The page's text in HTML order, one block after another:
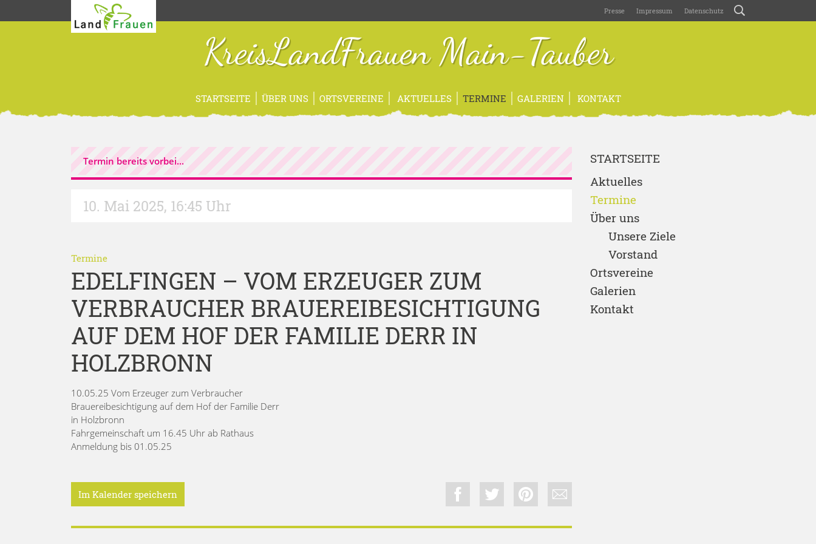
Presse Impressum Datenschutz
KreisLandFrauen Main-Tauber
STARTSEITE ÜBER UNS ORTSVEREINE AKTUELLES TERMINE GALERIEN KONTAKT
Termin bereits vorbei...
10. Mai 2025, 16:45 Uhr
Termine
EDELFINGEN – VOM ERZEUGER ZUM
VERBRAUCHER BRAUEREIBESICHTIGUNG
AUF DEM HOF DER FAMILIE DERR IN
HOLZBRONN
10.05.25 Vom Erzeuger zum Verbraucher
Brauereibesichtigung auf dem Hof der Familie Derr
in Holzbronn
Fahrgemeinschaft um 16.45 Uhr ab Rathaus
Anmeldung bis 01.05.25
Im Kalender speichern
STARTSEITE
Aktuelles
Termine
Über uns
Unsere Ziele
Vorstand
Ortsvereine
Galerien
Kontakt